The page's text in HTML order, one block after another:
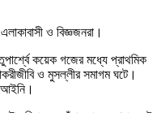
ও বিজ্ঞজনরা।
কয়েক গজের মধ্যে প্রাথমিক
ও মুসল্লীর সমাগম ঘটে।